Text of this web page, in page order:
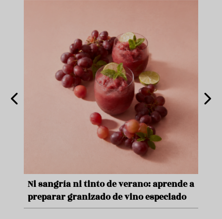
Ni sangría ni tinto de verano: aprende a
preparar granizado de vino especiado